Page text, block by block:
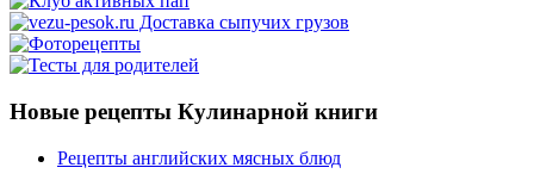
Новые рецепты Кулинарной книги
Рецепты английских мясных блюд